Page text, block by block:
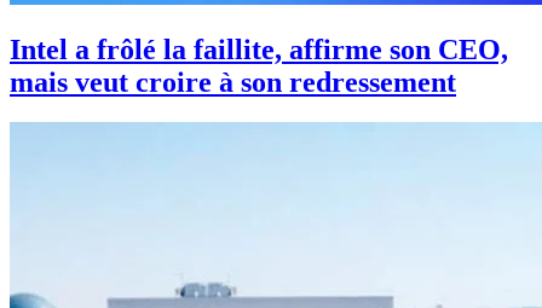
Intel a frôlé la faillite, affirme son CEO,
mais veut croire à son redressement